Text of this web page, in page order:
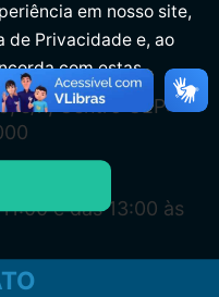
s/n, Centro CEP:
e das 13:00 às
em nosso site,
de Privacidade e, ao
com estas